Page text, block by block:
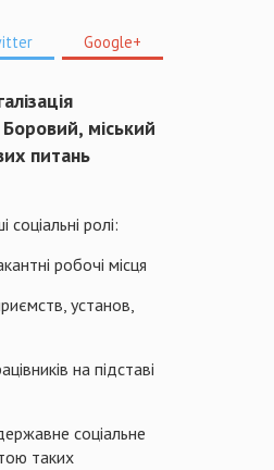
Google+
міський
питань
ролі:
робочі місця
установ,
на підставі
соціальне
таких